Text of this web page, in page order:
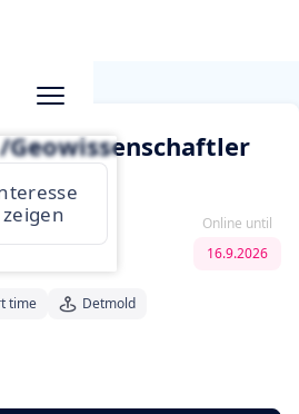
zeigen
Online until
16.9.2026
time Detmold